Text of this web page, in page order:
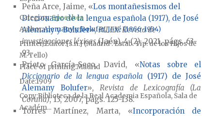
Peña Arce, Jaime, «Los montañesismos del
Diccionario de la lengua española (1917), de José
Alemany y Bolufer»,RILEX. Revista de
investigaciones léxicas(Jaén), 4 (2), 2021, págs. 63-
93.
Prieto García-Seco, David, «Notas sobre el
Diccionario de la lengua española (1917) de José
Alemany Bolufer»,Revista de Lexicografía (La
Coruña), 13, 2007, págs. 125-138.
Torres Martínez, Marta, «Incorporación de
Category:Speeches
AuthorAlemany y Bolufer, José (1866-1934)
Printer/Editor[s.n.] (Madrid : Estab. Tip. de los Hijos de
M. Tello)
Place of printingMadrid
Date1909
CopyBiblioteca de la Real Academia Española, Sala de
Académ...